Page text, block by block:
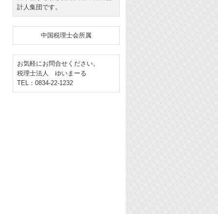
計人集団です。
中国税理士会所属
お気軽にお問合せください。
税理士法人 ゆいまーる
TEL：0834-22-1232